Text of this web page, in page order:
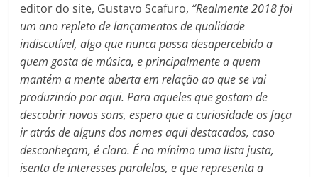
editor do site, Gustavo Scafuro, “Realmente 2018 foi
um ano repleto de lançamentos de qualidade
indiscutível, algo que nunca passa desapercebido a
quem gosta de música, e principalmente a quem
mantém a mente aberta em relação ao que se vai
produzindo por aqui. Para aqueles que gostam de
descobrir novos sons, espero que a curiosidade os faça
ir atrás de alguns dos nomes aqui destacados, caso
desconheçam, é claro. É no mínimo uma lista justa,
isenta de interesses paralelos, e que representa a